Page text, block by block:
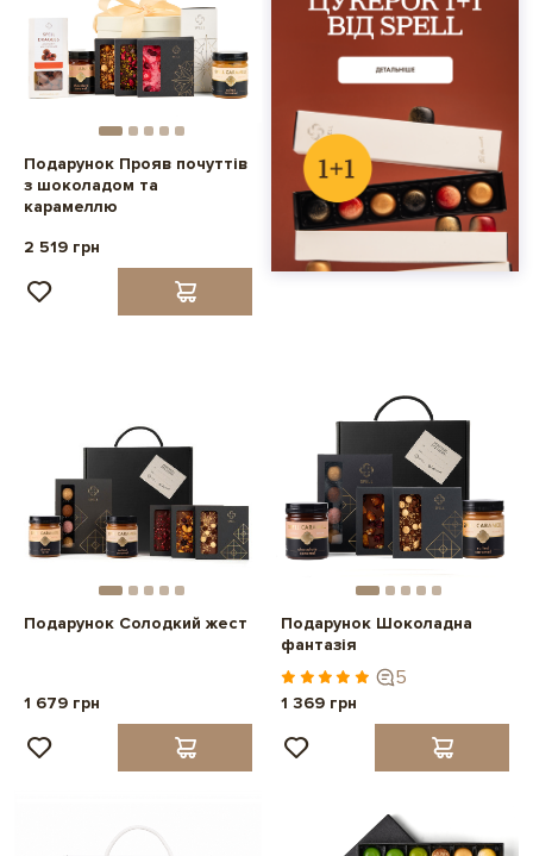
Подарунок Прояв почуттів
з шоколадом та
карамеллю
2 519 грн
Подарунок Солодкий жест
1 679 грн
Подарунок Шоколадна
фантазія
5
1 369 грн